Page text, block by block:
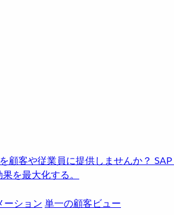
顧客や従業員に提供しませんか？ SAP
を最大化する。
ーション 単一の顧客ビュー